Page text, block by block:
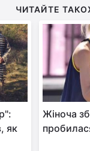
ЧИТАЙТЕ
як
Жіноча